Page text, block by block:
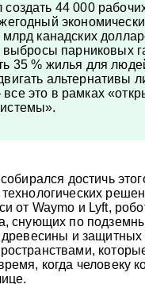
44 000
канадских
выбросы парниковых
35 % жилья для
альтернативы
это в рамках
достичь
от Waymo и Lyft,
снующих по
древесины и защитных
когда человеку